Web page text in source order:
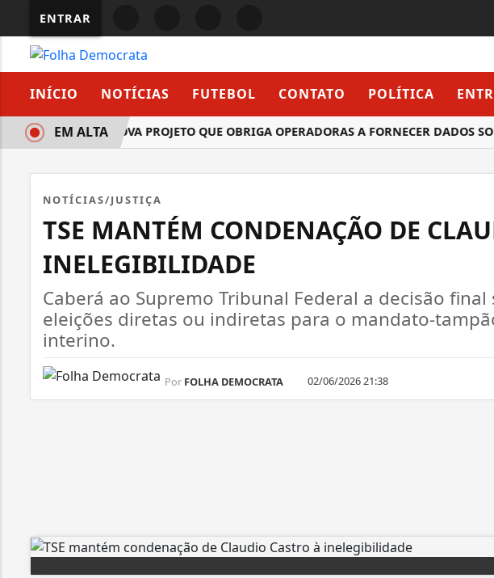
ENTRAR
INÍCIO NOTÍCIAS FUTEBOL CONTATO POLÍTICA
COMISSÃO APROVA PROJETO QUE OBRIGA OPERADORAS A FORNECER DADOS
EM ALTA
NOTÍCIAS/JUSTIÇA
TSE MANTÉM CONDENAÇÃO DE
INELEGIBILIDADE
Caberá ao Supremo Tribunal Federal a decisão
eleições diretas ou indiretas para o mandato-
interino.
Por FOLHA DEMOCRATA 02/06/2026 21:38